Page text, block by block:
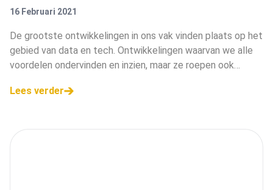
16 Februari 2021
De grootste ontwikkelingen in ons vak vinden plaats op het
gebied van data en tech. Ontwikkelingen waarvan we alle
voordelen ondervinden en inzien, maar ze roepen ook
webinar heb
Lees verder